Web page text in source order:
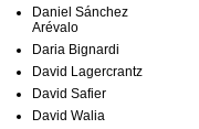
Daniel Sánchez
Arévalo
Daria Bignardi
David Lagercrantz
David Safier
David Walia